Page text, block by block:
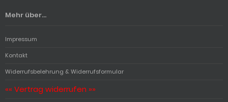
Mehr über...
Impressum
Kontakt
Widerrufsbelehrung & Widerrufsformular
«« Vertrag widerrufen »»